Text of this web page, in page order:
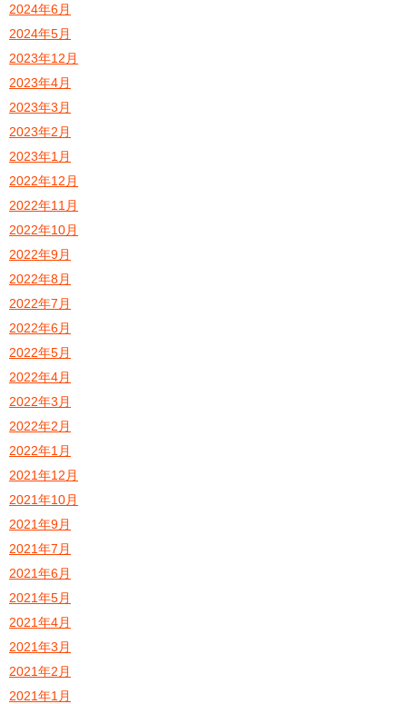
2024年6月
2024年5月
2023年12月
2023年4月
2023年3月
2023年2月
2023年1月
2022年12月
2022年11月
2022年10月
2022年9月
2022年8月
2022年7月
2022年6月
2022年5月
2022年4月
2022年3月
2022年2月
2022年1月
2021年12月
2021年10月
2021年9月
2021年7月
2021年6月
2021年5月
2021年4月
2021年3月
2021年2月
2021年1月